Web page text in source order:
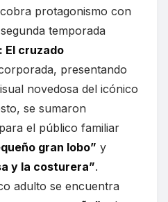
protagonismo con
temporada
El cruzado
presentando
novedosa del icónico
se sumaron
el público familiar
gran lobo” y
y la costurera”.
adulto se encuentra